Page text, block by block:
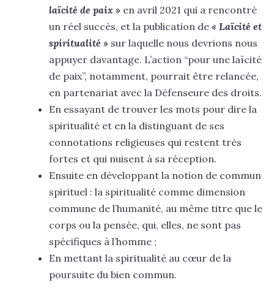
laïcité de paix » en avril 2021 qui a rencontré
un réel succès, et la publication de « Laïcité et
spiritualité » sur laquelle nous devrions nous
appuyer davantage. L’action “pour une laïcité
de paix”, notamment, pourrait être relancée,
en partenariat avec la Défenseure des droits.
En essayant de trouver les mots pour dire la
spiritualité et en la distinguant de ses
connotations religieuses qui restent très
fortes et qui nuisent à sa réception.
Ensuite en développant la notion de commun
spirituel : la spiritualité comme dimension
commune de l’humanité, au même titre que le
corps ou la pensée, qui, elles, ne sont pas
spécifiques à l’homme ;
En mettant la spiritualité au cœur de la
poursuite du bien commun.